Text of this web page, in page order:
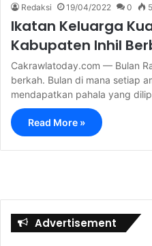
Redaksi 19/04/2022 0 5
Ikatan Keluarga
Kabupaten Inhil
Cakrawlatoday.com — Bulan
berkah. Bulan di mana setiap
mendapatkan pahala yang
Read More »
Advertisement